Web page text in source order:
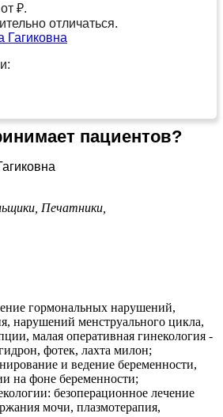
₽.
отличаться.
Гагиковна
пациентов?
Печатники,
гормональных нарушений,
нарушений менструального цикла,
малая оперативная гинекология -
фотек, лахта милон;
и ведение беременности,
на фоне беременности;
безоперационное лечение
мочи, плазмотерапия,